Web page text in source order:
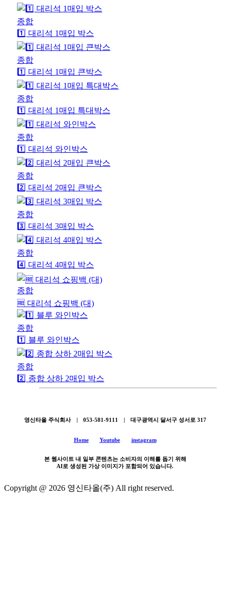
종합
1️⃣ 대리석 1매입 박스
종합
1️⃣ 대리석 1매입 큰박스
종합
1️⃣ 대리석 1매입 특대박스
종합
1️⃣ 대리석 와인박스
종합
2️⃣ 대리석 2매입 큰박스
종합
3️⃣ 대리석 3매입 박스
종합
4️⃣ 대리석 4매입 박스
종합
🆓 대리석 쇼핑백 (대)
종합
1️⃣ 블루 와인박스
종합
2️⃣ 종합 상하 2매입 박스
영신타올 주식회사 | 053-581-9111 | 대구광역시 달서구 성서로 317
Home Youtube instagram
본 웹사이트 내 일부 콘텐츠는 소비자의 이해를 돕기 위해
AI로 생성된 가상 이미지가 포함되어 있습니다.
Copyright @ 2026 영신타올(주) All right reserved.